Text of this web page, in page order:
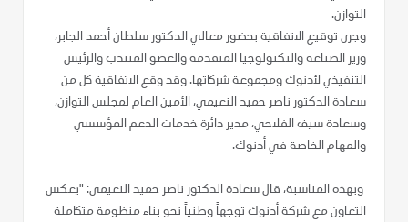
التوازن.
وجرى توقيع الاتفاقية بحضور معالي الدكتور سلطان أحمد الجابر،
وزير الصناعة والتكنولوجيا المتقدمة والعضو المنتدب والرئيس
التنفيذي لأدنوك ومجموعة شركاتها. وقد وقع الاتفاقية كل من
سعادة الدكتور ناصر حميد النعيمي، الأمين العام لمجلس التوازن،
وسعادة سيف الفلاحي، مدير دائرة خدمات الدعم المؤسسي
والمهام الخاصة في أدنوك.
وبهذه المناسبة، قال سعادة الدكتور ناصر حميد النعيمي: "يعكس
التعاون مع شركة أدنوك توجهاً وطنياً نحو بناء منظومة متكاملة